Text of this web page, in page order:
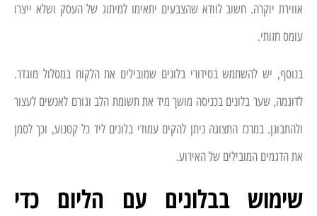
אווירת יוקרה. חשוב לוודא שהצבעים יתאימו למיתוג של העסק ושלא ייצרו
עומס חזותי.
בנוסף, יש להשתמש בסידורי בלונים שמובילים את הלקוח במסלול מוגדר.
לדוגמה, שער בלונים בכניסה מושך מיד את תשומת הלב וגורם לאנשים לעצור
ולהתבונן. במרכז התצוגה ניתן להקים עמודי בלונים ליד כל קטנוע, וכך לסמן
את הדגמים המובילים של האירוע.
שימוש בבלונים עם הליום כדי